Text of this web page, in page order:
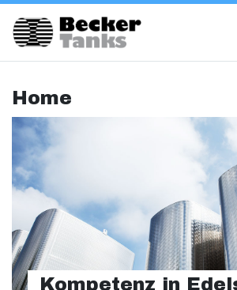
Home
Kompetenz in